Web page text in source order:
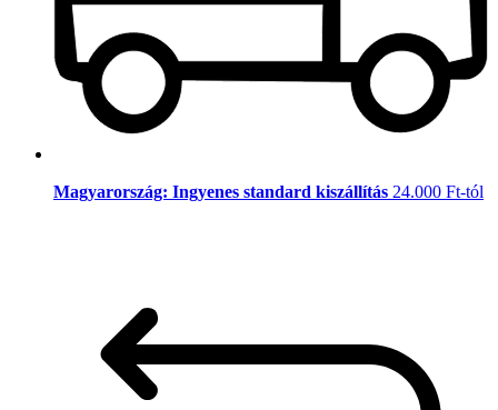
Magyarország: Ingyenes standard kiszállítás 24.000 Ft-tól